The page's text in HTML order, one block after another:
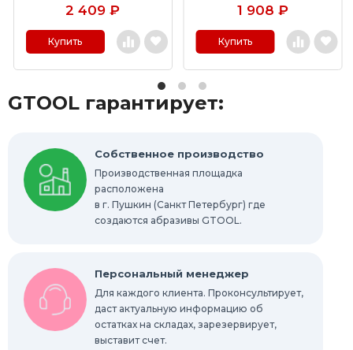
Шлифовальные абразивные ленты
Отрезные круги по металлу
Шлифовальные гильзы
Шлифовальные абразивные губки, бруски
Радиальные шлифовальные круги
Конволютные круги
Абразивы для обработки труднодоступных
мест
2 409 ₽
Купить
1 908 ₽
Купить
GTOOL гарантирует:
Собственное производство
Производственная площадка
расположена
в г. Пушкин (Санкт Петербург) где
создаются абразивы GTOOL.
Персональный менеджер
Для каждого клиента. Проконсультирует,
даст актуальную информацию об
остатках на складах, зарезервирует,
выставит счет.